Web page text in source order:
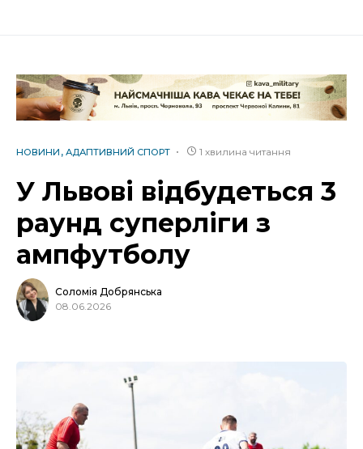
НОВИНИ АДАПТИВНИЙ СПОРТ 1 хвилина читання
У Львові відбудеться 3
раунд суперліги з
ампфутболу
Соломія Добрянська
08.06.2026